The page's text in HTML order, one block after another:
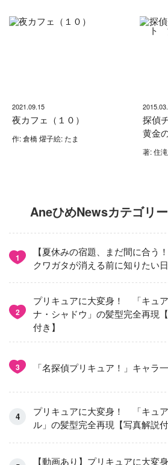
2021.09.15
夜カフェ（１０）
作: 倉橋 燿子絵: たま
探偵
黄金
著: 住
AneひめNewsカテゴリ
1
【夏休みの宿題、まだ間に合う
クワガタが消える前に知りたい
2
プリキュアに大変身！ 「キュ
ナ・シャドウ」の髪型完全再現
付き】
3 「名探偵プリキュア！」キャラ
プリキュアに大変身！ 「キュ
ル」の髪型完全再現【写真解説付
【動画あり】プリキュアに大